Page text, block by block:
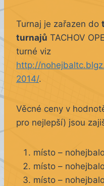
Turnaj je zařazen do
turnajů TACHOV
turné viz
http://
2014/.
Věcné ceny v
pro nejlepší) jsou
místo –
místo –
místo –